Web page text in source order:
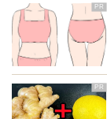
PR
PR